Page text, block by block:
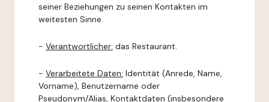
seiner Beziehungen zu seinen Kontakten im
weitesten Sinne.
- Verantwortlicher: das Restaurant.
- Verarbeitete Daten: Identität (Anrede, Name,
Vorname), Benutzername oder
Pseudonym/Alias, Kontaktdaten (insbesondere